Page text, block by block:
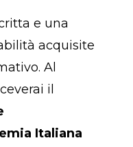
e una
acquisite
Al
il
Italiana